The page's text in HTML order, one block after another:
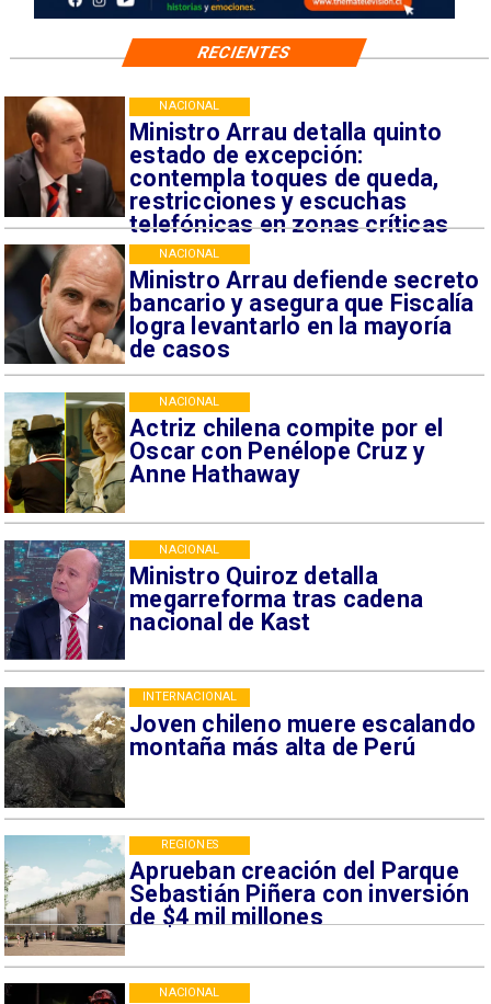
Ministro Arrau detalla quinto
estado de excepción:
contempla toques de queda,
restricciones y escuchas
telefónicas en zonas críticas
NACIONAL
Ministro Arrau defiende secreto
bancario y asegura que Fiscalía
logra levantarlo en la mayoría
de casos
NACIONAL
Actriz chilena compite por el
Oscar con Penélope Cruz y
Anne Hathaway
NACIONAL
Ministro Quiroz detalla
megarreforma tras cadena
nacional de Kast
NACIONAL
Joven chileno muere escalando
montaña más alta de Perú
INTERNACIONAL
Aprueban creación del Parque
Sebastián Piñera con inversión
de $4 mil millones
REGIONES
NACIONAL
RECIENTES